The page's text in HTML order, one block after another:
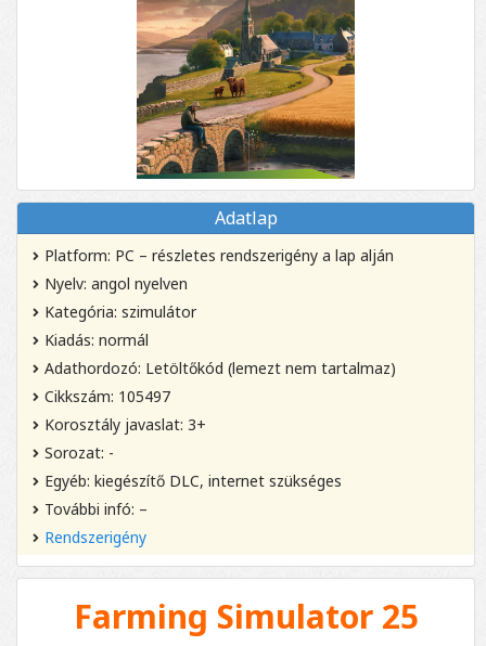
Adatlap
Platform: PC – részletes rendszerigény a lap alján
Nyelv: angol nyelven
Kategória: szimulátor
Kiadás: normál
Adathordozó: Letöltőkód (lemezt nem tartalmaz)
Cikkszám: 105497
Korosztály javaslat: 3+
Sorozat: -
Egyéb: kiegészítő DLC, internet szükséges
További infó: –
Rendszerigény
Farming Simulator 25